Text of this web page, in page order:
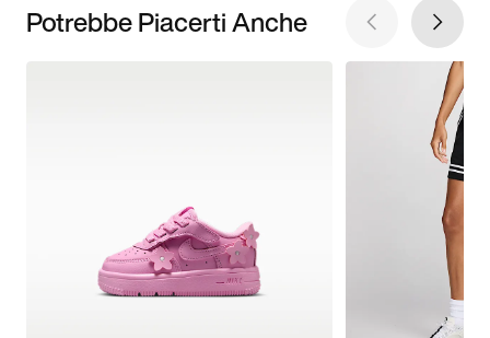
Potrebbe Piacerti Anche